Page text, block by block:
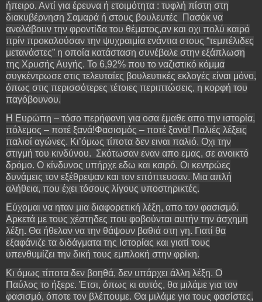
ήπειρο. Αντί για έρευνα ή ετοιμότητα : τυφλή πίστη στη
διακυβέρνηση Σαμαρά ή στους βουλευτές Πασόκ να
αναλάβουν την φροντίδα του θέματος,αν και οχι πολύ καιρό
πρίν προκαλούσαν την ψυχραιμία ενάντια στους “τεμπέλιδες
μετανάστες” η οποία κατάσταση συνέβαλε στην εξάπλωση
της Χρυσής Αυγής. Το 6,92% που το ναζιστικό κόμμα
συγκέντρωσε στις τελευταίες βουλευτικές εκλογές είναι μόνο,
όπως στις περισσότερες τέτοιες περιπτώσεις, η κορφή του
παγόβουνου.
Η Ευρώπη – τόσο περήφανη για οσα έμαθε απο την ιστορία,
πόλεμος – ποτέ ξανά!Φασισμός – ποτέ ξανά! Παλιές λέξεις
παλιοί αγώνες. Κι’όμως τίποτα δεν ειναι παλιό. Οχι την
στιγμή του κινδύνου. Σκότωσαν εναν απο εμας, σε ανοικτό
δρόμο. Ο κίνδυνος υπήρχε εδω και καιρό. Οι κεντρώες
δυνάμεις τον εξέθρεψαν και τον επόπτευσαν. Μια απλή
αλήθεια, που έχει τόσους λίγους υποστηρικτές.
Εύχομαι να ηταν μια διαφορετική λέξη, απο τον φασισμό.
Αρκετά με τους χέστηδες που φοβούνται αυτήν την άσχημη
λέξη. Θα ήθελαν να την θάψουν βαθιά στη γη. Γιατί θα
εξαφάνιζε τα διδάγματα της Ιστορίας και γιατί τους
υπενθυμίζει την δική τους εμπλοκή στην φρίκη.
Κι όμως τίποτα δεν βοηθά, δεν υπάρχει άλλη λέξη. Ο
Παύλος το ήξερε. Έτσι, όπως κι αυτός, θα μιλάμε για τον
φασισμό, όποτε τον βλέπουμε. Θα μιλάμε για τους φασίστες,